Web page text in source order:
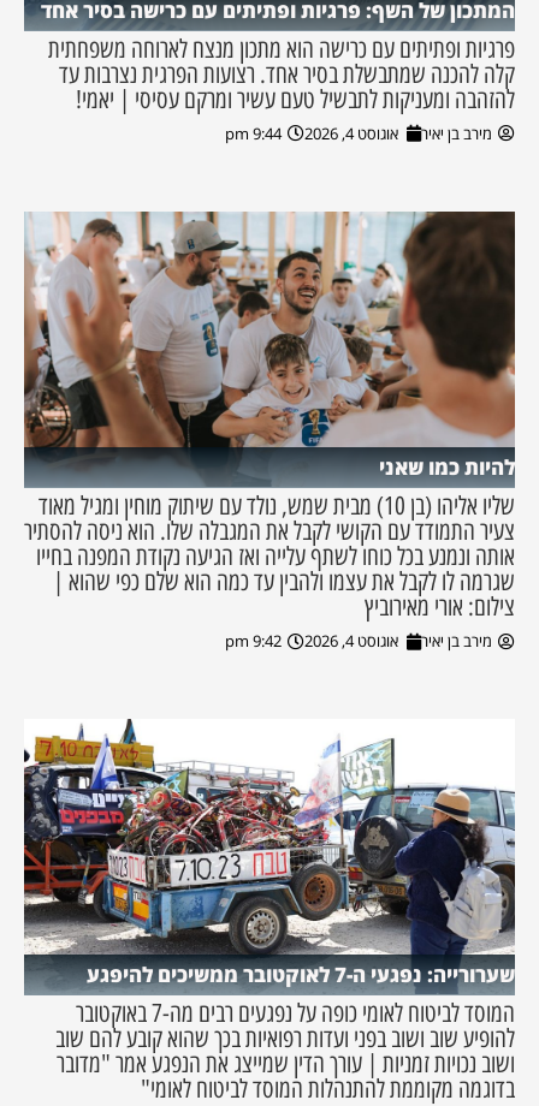
המתכון של השף: פרגיות ופתיתים עם כרישה בסיר אחד
פרגיות ופתיתים עם כרישה הוא מתכון מנצח לארוחה משפחתית
קלה להכנה שמתבשלת בסיר אחד. רצועות הפרגית נצרבות עד
להזהבה ומעניקות לתבשיל טעם עשיר ומרקם עסיסי | יאמי!
מירב בן יאיר אוגוסט 4, 2026 9:44 pm
להיות כמו שאני
שליו אליהו (בן 10) מבית שמש, נולד עם שיתוק מוחין ומגיל מאוד
צעיר התמודד עם הקושי לקבל את המגבלה שלו. הוא ניסה להסתיר
אותה ונמנע בכל כוחו לשתף עלייה ואז הגיעה נקודת המפנה בחייו
שגרמה לו לקבל את עצמו ולהבין עד כמה הוא שלם כפי שהוא |
צילום: אורי מאירוביץ
מירב בן יאיר אוגוסט 4, 2026 9:42 pm
שערורייה: נפגעי ה-7 לאוקטובר ממשיכים להיפגע
המוסד לביטוח לאומי כופה על נפגעים רבים מה-7 באוקטובר
להופיע שוב ושוב בפני ועדות רפואיות בכך שהוא קובע להם שוב
ושוב נכויות זמניות | עורך הדין שמייצג את הנפגע אמר "מדובר
בדוגמה מקוממת להתנהלות המוסד לביטוח לאומי"